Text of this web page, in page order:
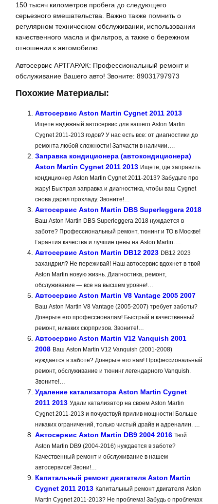
150 тысяч километров пробега до следующего
серьезного вмешательства. Важно также помнить о
регулярном техническом обслуживании‚ использовании
качественного масла и фильтров‚ а также о бережном
отношении к автомобилю.
Автосервис АРТГАРАЖ: Профессиональный ремонт и
обслуживание Вашего авто! Звоните: 89031797973
Похожие Материалы:
Автосервис Aston Martin Cygnet 2011 2013
Ищете надежный автосервис для вашего Aston Martin
Cygnet 2011-2013 годов? У нас есть все: от диагностики до
ремонта любой сложности! Запчасти в наличии….
Заправка кондиционера (автокондиционера)
Aston Martin Cygnet 2011 2013 Ищете, где заправить
кондиционер Aston Martin Cygnet 2011-2013? Забудьте про
жару! Быстрая заправка и диагностика, чтобы ваш Cygnet
снова дарил прохладу. Звоните!…
Автосервис Aston Martin DBS Superleggera 2018
Ваш Aston Martin DBS Superleggera 2018 нуждается в
заботе? Профессиональный ремонт, тюнинг и ТО в Москве!
Гарантия качества и лучшие цены на Aston Martin….
Автосервис Aston Martin DB12 2023 DB12 2023
захандрил? Не переживай! Наш автосервис вдохнет в твой
Aston Martin новую жизнь. Диагностика, ремонт,
обслуживание — все на высшем уровне!…
Автосервис Aston Martin V8 Vantage 2005 2007
Ваш Aston Martin V8 Vantage (2005-2007) требует заботы?
Доверьте его профессионалам! Быстрый и качественный
ремонт, никаких сюрпризов. Звоните!…
Автосервис Aston Martin V12 Vanquish 2001
2008 Ваш Aston Martin V12 Vanquish (2001-2008)
нуждается в заботе? Доверьте его нам! Профессиональный
ремонт, обслуживание и тюнинг легендарного Vanquish.
Звоните!…
Удаление катализатора Aston Martin Cygnet
2011 2013 Удали катализатор на своем Aston Martin
Cygnet 2011-2013 и почувствуй прилив мощности! Больше
никаких ограничений, только чистый драйв и адреналин. …
Автосервис Aston Martin DB9 2004 2016 Твой
Aston Martin DB9 (2004-2016) нуждается в заботе?
Качественный ремонт и обслуживание в нашем
автосервисе! Звони!…
Капитальный ремонт двигателя Aston Martin
Cygnet 2011 2013 Капитальный ремонт двигателя Aston
Martin Cygnet 2011-2013? Не проблема! Забудь о проблемах